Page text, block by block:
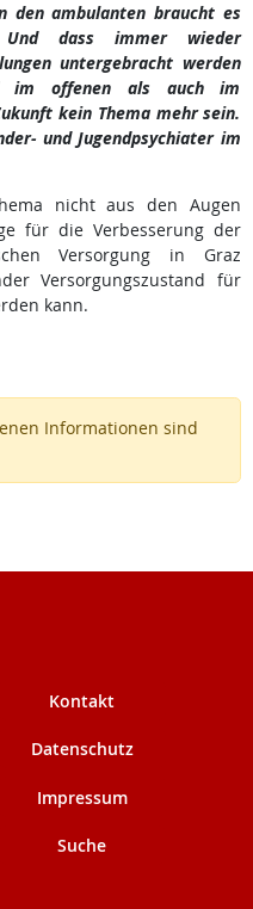
den ambulanten braucht es
Und dass immer wieder
untergebracht werden
im offenen als auch im
kein Thema mehr sein.
und Jugendpsychiater im
nicht aus den Augen
für die Verbesserung der
Versorgung in Graz
Versorgungszustand für
kann.
Informationen sind
Kontakt
Datenschutz
Impressum
Suche